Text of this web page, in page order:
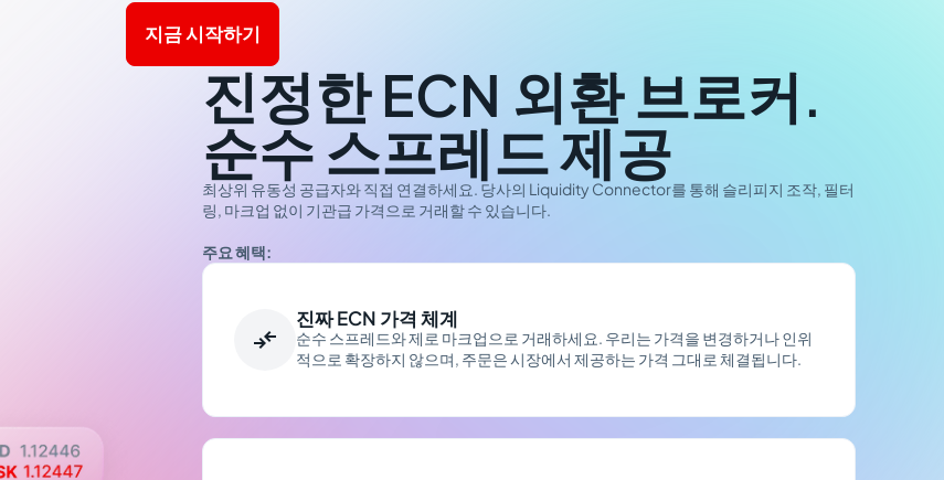
지금 시작하기
진정한 ECN 외환 브로커.
순수 스프레드 제공
최상위 유동성 공급자와 직접 연결하세요. 당사의 Liquidity Connector를 통해 슬리피지 조작, 필터
링, 마크업 없이 기관급 가격으로 거래할 수 있습니다.
주요 혜택:

진짜 ECN 가격 체계
순수 스프레드와 제로 마크업으로 거래하세요. 우리는 가격을 변경하거나 인위
적으로 확장하지 않으며, 주문은 시장에서 제공하는 가격 그대로 체결됩니다.